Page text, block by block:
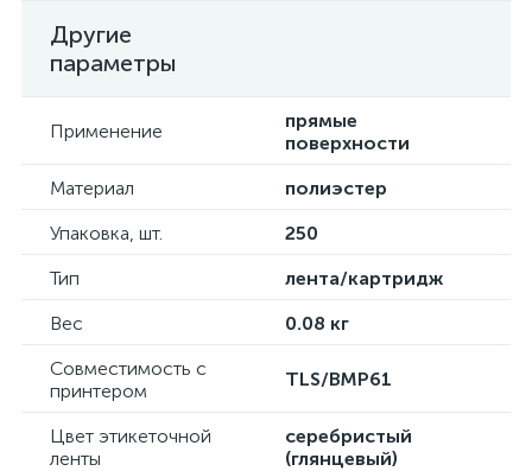
Другие
параметры
Применение
прямые
поверхности
Материал
полиэстер
Упаковка, шт.
250
Тип
лента/картридж
Вес
0.08 кг
Совместимость с
принтером
TLS/BMP61
Цвет этикеточной
ленты
серебристый
(глянцевый)